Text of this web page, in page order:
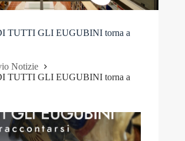
TUTTI GLI EUGUBINI torna a
Notizie
TUTTI GLI EUGUBINI torna a